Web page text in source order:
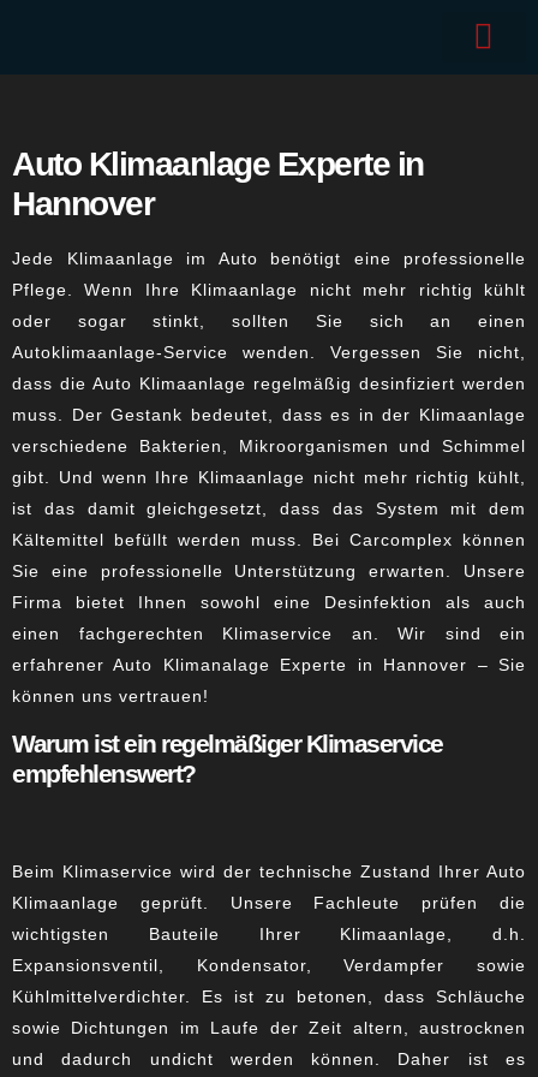
Auto Klimaanlage Experte in
Hannover
Jede Klimaanlage im Auto benötigt eine professionelle
Pflege. Wenn Ihre Klimaanlage nicht mehr richtig kühlt
oder sogar stinkt, sollten Sie sich an einen
Autoklimaanlage-Service wenden. Vergessen Sie nicht,
dass die Auto Klimaanlage regelmäßig desinfiziert werden
muss. Der Gestank bedeutet, dass es in der Klimaanlage
verschiedene Bakterien, Mikroorganismen und Schimmel
gibt. Und wenn Ihre Klimaanlage nicht mehr richtig kühlt,
ist das damit gleichgesetzt, dass das System mit dem
Kältemittel befüllt werden muss. Bei Carcomplex können
Sie eine professionelle Unterstützung erwarten. Unsere
Firma bietet Ihnen sowohl eine Desinfektion als auch
einen fachgerechten Klimaservice an. Wir sind ein
erfahrener Auto Klimanalage Experte in Hannover – Sie
können uns vertrauen!
Warum ist ein regelmäßiger Klimaservice
empfehlenswert?
Beim Klimaservice wird der technische Zustand Ihrer Auto
Klimaanlage geprüft. Unsere Fachleute prüfen die
wichtigsten Bauteile Ihrer Klimaanlage, d.h.
Expansionsventil, Kondensator, Verdampfer sowie
Kühlmittelverdichter. Es ist zu betonen, dass Schläuche
sowie Dichtungen im Laufe der Zeit altern, austrocknen
und dadurch undicht werden können. Daher ist es